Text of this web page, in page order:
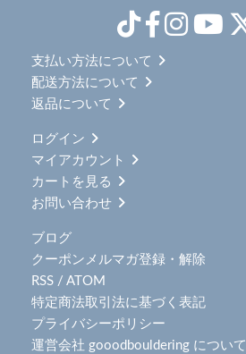
支払い方法について
配送方法について
返品について
ログイン
マイアカウント
カートを見る
お問い合わせ
ブログ
クーポンメルマガ登録・解除
RSS / ATOM
特定商法取引法に基づく表記
プライバシーポリシー
運営会社 gooodbouldering について